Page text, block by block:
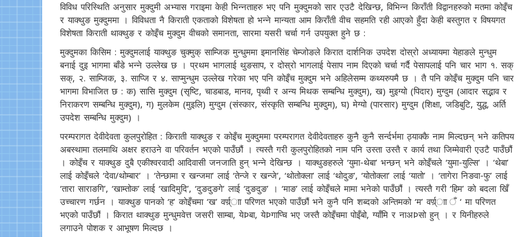
विविध परिस्थिति अनुसार मुक्दुमी अभ्यास गराइमा केही भिन्नताहरु भए पनि मुक्दुमको सार एउटै देखिन्छ, विभिन्न किराँती विद्वानहरुको मतमा कोइँच
र याक्थुङ मुक्दुममा । विविधता नै किराती एकताको विशेषता हो भन्ने मान्यता आम किराँती वीच सहमति रही आएको हुँदा केही बस्तुगत र विषयगत
विशेषता किराती थाक्थुङ र कोइँच मुक्दुम वीचको समानता, सारमा यसरी चर्चा गर्न उपयुक्त हुने छ :
मुक्दुमका किसिम : मुक्दुमलाई याक्थुङ चुक्मुक् साम्जिक मुन्धुममा इमानसिंह चेम्जोङले किरात दार्शनिक उपदेश दोस्रो अध्यायमा येहाङले मुन्धुम
बनाई दुइ भागमा बाँडे भन्ने उल्लेख छ । प्रथम भागलाई थुङसाप, र दोस्रो भागलाई पेसाप नाम दिएको चर्चा गर्दै पेसापलाई पनि चार भाग १. सक्
सक्, २. साम्जिक, ३. साप्जि र ४. साप्मुन्धुम उल्लेख गरेका भए पनि कोइँच मुक्दुम भने अहिलेसम्म कथ्यरुपमै छ । तै पनि कोइँच मुक्दुम पनि चार
भागमा विभाजित छ : क) सासि मुक्दुम (सृष्टि, चाडबाड, मानव, पृथ्वी र अन्य मिथक सम्बन्धि मुक्दुम), ख) मुइग्यो (पिदार) मुग्दुम (आदार सद्भाव र
निराकरण सम्बन्धि मुक्दुम), ग) मुलकेम (मुइलि) मुग्दुम (संस्कार, संस्कृति सम्बन्धि मुक्दुम), घ) मेग्यो (पारसार) मुग्दुम (शिक्षा, जडिबुटि, युद्ध, अर्ति
उपदेश सम्बन्धि मुक्दुम) ।
परम्परागत देवीदेवता कुलपुरोहित : किराती याक्थुङ र कोइँच मुक्दुममा परम्परागत देवीदेवताहरु कुनै कुनै सर्न्दर्भमा ठ्याक्कै नाम मिल्दछन् भने कतिपय
अबस्थामा तलमाथि अक्षर हराउने वा परिवर्तन भएको पाउँछौं । त्यस्तै गरी कुलपुरोहितको नाम पनि उस्ता उस्तै र कार्य तथा जिम्मेवारी एउटै पाउँछौं
। कोइँच र याक्थुङ दुबै एकीश्वरवादी आदिवासी जनजाति हुन् भन्ने देखिन्छ । याक्थुङहरुले ‘युमा-थेबा’ भन्छन् भने कोइँचले ‘युमा-युल्सि’ । ‘थेबा’
लाई कोइँचले ‘देवा/थोम्बार’ । ‘तेन्छामा र खन्जमा’ लाई ‘तेन्जे र खन्जे’, ‘थोतोक्ला’ लाई ‘थोदुङ’, ‘योतोक्ला’ लाई ‘यातो’ । ‘तागेरा निङवा-फु’ लाई
‘तारा साराङगि’, ‘खाम्तोक’ लाई ‘खादिमुदि’, ‘दुङदुङगे’ लाई ‘दुङदुङ’ । ‘माङ’ लाई कोइँचले मामा भनेको पाउँछौं । त्यस्तै गरी ‘हिम’ को बदला खिँ
उच्चारण गर्छन । याक्थुङ पानको ‘ह’ कोइँचमा ‘ख’ वर्ण्र्ाा परिणत भएको पाउँछौं भने कुनै पनि शब्दको अन्तिमको ‘म’ वर्ण्र्ाा ँ ‘ मा परिणत
भएको पाउँछौं । किरात थाक्थुङ मुन्धुमवेत्त जसरी साम्बा, येÞबा, येÞगाप्चि भए जस्तै कोइँचमा पोइँबो, ग्याँमि र नाअÞसो हुन् । र यिनीहरुले
लगाउने पोशक र आभूषण मिल्दछ ।